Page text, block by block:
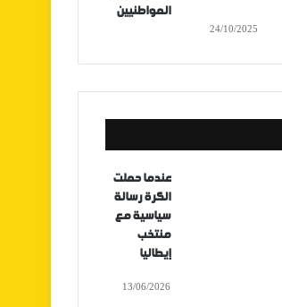
المواطنيين
24/10/2025
عندما حملت
الكرة رسالة
سياسية مع
منتخب
إيطاليا
13/06/2026